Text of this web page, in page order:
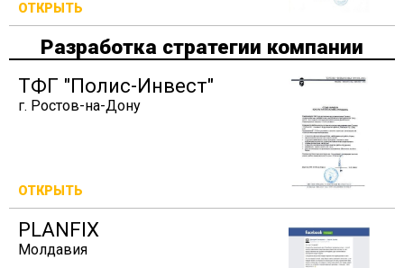
ОТКРЫТЬ
Разработка стратегии компании
ТФГ "Полис-Инвест"
г. Ростов-на-Дону
ОТКРЫТЬ
PLANFIX
Молдавия